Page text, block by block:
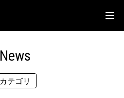
Discography
Biography
News
カテゴリ